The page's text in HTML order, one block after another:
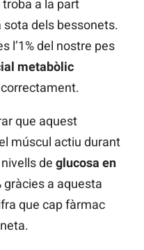
troba a la part
dels bessonets.
l’1% del nostre pes
metabòlic
que aquest
múscul actiu durant
de glucosa en
gràcies a aquesta
que cap fàrmac